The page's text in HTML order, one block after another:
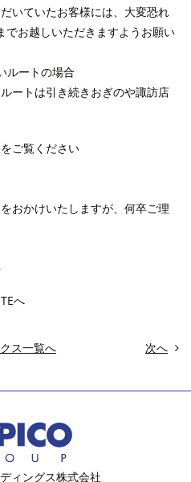
いていたお客様には、大変恐れ
でお越しいただきますようお願い
ルートの場合
ートは引き続きおぎのや諏訪店
ご覧ください
おかけいたしますが、何卒ご理
へ
ス一覧へ 次へ
ィングス株式会社